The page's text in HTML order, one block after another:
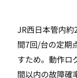
JR西日本管内
間7回/台の定期
すため。動作ロ
間以内の故障確